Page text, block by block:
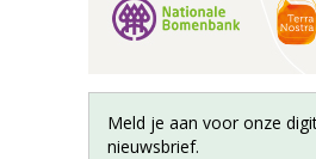
Meld je aan voor onze
nieuwsbrief.